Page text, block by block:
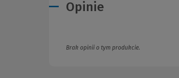
Opinie
Brak opinii o tym produkcie.